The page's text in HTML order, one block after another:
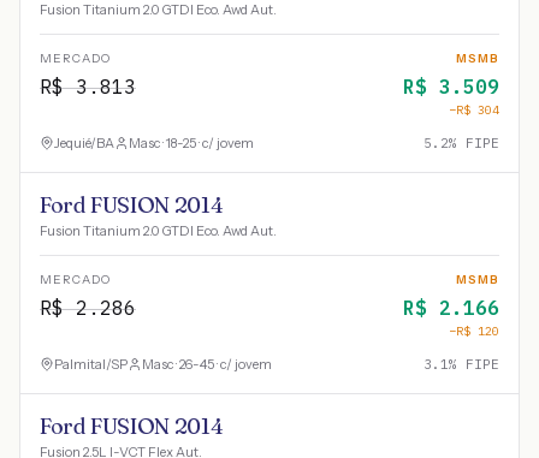
Fusion Titanium 2.0 GTDI Eco. Awd Aut.
MERCADO
R$3.813
MSMB
R$ 3.509
−R$ 304
Jequié/BA Masc · 18-25 · c/ jovem 5.2% FIPE
Ford FUSION 2014
Fusion Titanium 2.0 GTDI Eco. Awd Aut.
MERCADO
R$2.286
MSMB
R$ 2.166
−R$ 120
Palmital/SP Masc · 26-45 · c/ jovem 3.1% FIPE
Ford FUSION 2014
Fusion 2.5L I-VCT Flex Aut.